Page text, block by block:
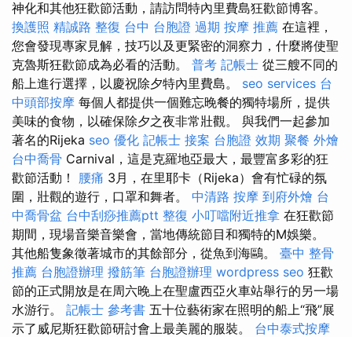
神化和其他狂歡節活動，請訪問特內里費島狂歡節博客。
換護照 精誠路 整復 台中 台胞證 過期 按摩 推薦 在這裡，
您會發現專家見解，技巧以及更緊密的洞察力，什麼將使聖
克魯斯狂歡節成為必看的活動。 普考 記帳士 從三艘不同的
船上進行選擇，以慶祝除夕特內里費島。 seo services 台
中頭部按摩 每個人都提供一個難忘晚餐的獨特場所，提供
美味的食物，以確保除夕之夜非常壯觀。 與我們一起參加
著名的Rijeka seo 優化 記帳士 接案 台胞證 效期 聚餐 外燴
台中喬骨 Carnival，這是克羅地亞最大，最豐富多彩的狂
歡節活動！ 腰痛 3月，在里耶卡（Rijeka）會有忙碌的氛
圍，壯觀的遊行，口罩和舞者。 中清路 按摩 到府外燴 台
中喬骨盆 台中刮痧推薦ptt 整復 小叮噹附近推拿 在狂歡節
期間，現場音樂音樂會，當地傳統節目和獨特的M娛樂。
其他船隻象徵著城市的其餘部分，從魚到海鷗。 臺中 整骨
推薦 台胞證辦理 撥筋筆 台胞證辦理 wordpress seo 狂歡
節的正式開放是在周六晚上在聖盧西亞火車站舉行的另一場
水游行。 記帳士 參考書 五十位藝術家在照明的船上“飛”展
示了威尼斯狂歡節研討會上最美麗的服裝。 台中泰式按摩